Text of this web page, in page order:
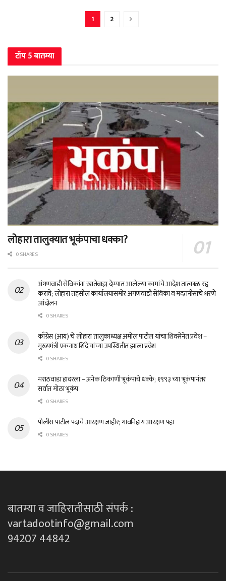
1 2
टॉप 5 बातम्या
लोहारा तालुक्यात भूकंपाचा धक्का?
0 SHARES
अंगणवाडी सेविकांना खातेबाह्य देण्यात आलेल्या कामांचे आदेश तात्काळ रद्द
करावे; लोहारा तहसील कार्यालयासमोर अंगणवाडी सेविका व मदतनीसांचे धरणे
आंदोलन
0 SHARES
काँग्रेस (आय) चे लोहारा तालुकाध्यक्ष अमोल पाटील यांचा शिवसेनेत प्रवेश –
मुख्यमंत्री एकनाथ शिंदे यांच्या उपस्थितीत झाला प्रवेश
0 SHARES
मराठवाडा हादरला – अनेक ठिकाणी भूकंपाचे धक्के; १९९३ च्या भूकंपानंतर
सर्वात मोठा भूकंप
0 SHARES
पोलीस पाटील पदाचे आरक्षण जाहीर; गावनिहाय आरक्षण पहा
0 SHARES
बातम्या व जाहिरातीसाठी संपर्क :
vartadootinfo@gmail.com
94207 44842